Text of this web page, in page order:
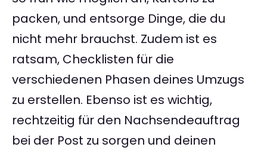
packen, und entsorge Dinge, die du
nicht mehr brauchst. Zudem ist es
ratsam, Checklisten für die
verschiedenen Phasen deines Umzugs
zu erstellen. Ebenso ist es wichtig,
rechtzeitig für den Nachsendeauftrag
bei der Post zu sorgen und deinen